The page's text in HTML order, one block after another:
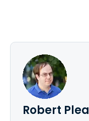
Robert